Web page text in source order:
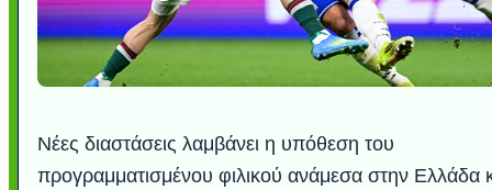
Νέες διαστάσεις λαμβάνει η υπόθεση του
προγραμματισμένου φιλικού ανάμεσα στην Ελλάδα